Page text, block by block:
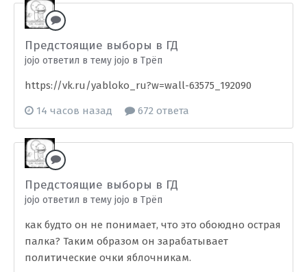
Предстоящие выборы в ГД
jojo ответил в тему jojo в Трёп
https://vk.ru/yabloko_ru?w=wall-63575_192090
14 часов назад 672 ответа
Предстоящие выборы в ГД
jojo ответил в тему jojo в Трёп
как будто он не понимает, что это обоюдно острая
палка? Таким образом он зарабатывает
политические очки яблочникам.